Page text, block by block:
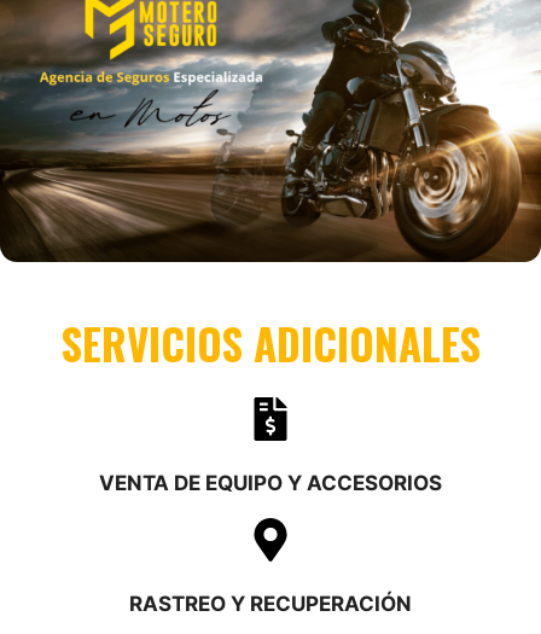
SERVICIOS ADICIONALES
VENTA DE EQUIPO Y ACCESORIOS
RASTREO Y RECUPERACIÓN